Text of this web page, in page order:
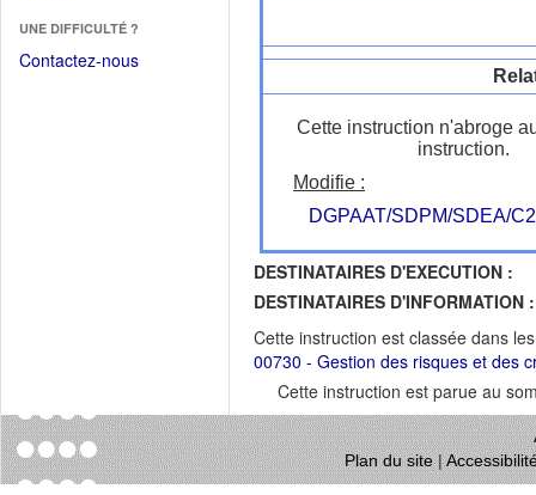
fenêtre)
une
nouvelle
UNE DIFFICULTÉ ?
Contactez-nous
Cette instruction n'abroge
instruction.
Modifie :
DGPAAT/SDPM/SDEA/
DESTINATAIRES D'EXECUTION :
DESTINATAIRES D'INFORMATION :
Cette instruction est classée dans
00730 - Gestion des risques et des
Cette instruction est parue au
Plan du site|